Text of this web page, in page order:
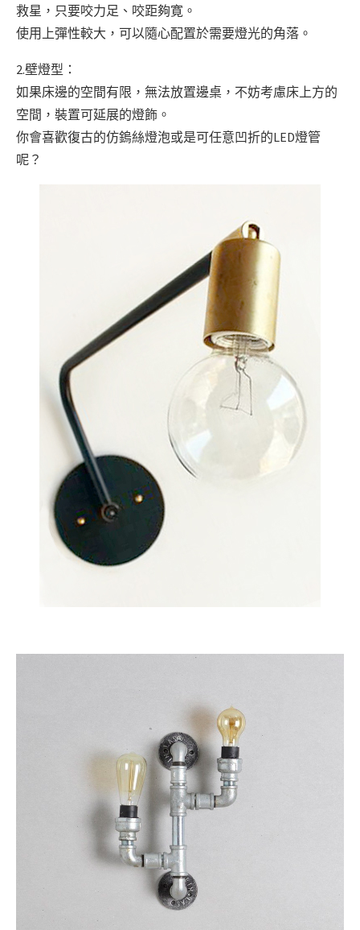
救星，只要咬力足、咬距夠寛。
使用上彈性較大，可以隨心配置於需要燈光的角落。
2.壁燈型：
如果床邊的空間有限，無法放置邊桌，不妨考慮床上方的
空間，裝置可延展的燈飾。
你會喜歡復古的仿鎢絲燈泡或是可任意凹折的LED燈管
呢？